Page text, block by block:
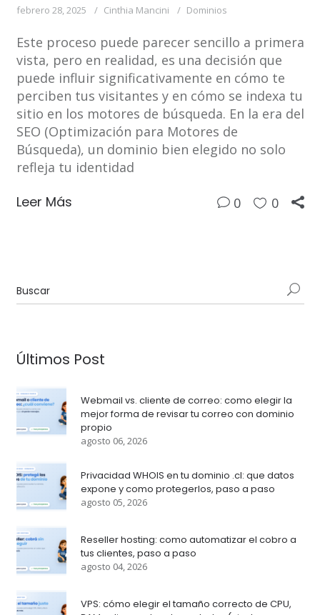
febrero 28, 2025 Cinthia Mancini Dominios
Este proceso puede parecer sencillo a primera
vista, pero en realidad, es una decisión que
puede influir significativamente en cómo te
perciben tus visitantes y en cómo se indexa tu
sitio en los motores de búsqueda. En la era del
SEO (Optimización para Motores de
Búsqueda), un dominio bien elegido no solo
refleja tu identidad
Leer Más 0 0
Últimos Post
Webmail vs. cliente de correo: como elegir la
mejor forma de revisar tu correo con dominio
propio
agosto 06, 2026
Privacidad WHOIS en tu dominio .cl: que datos
expone y como protegerlos, paso a paso
agosto 05, 2026
Reseller hosting: como automatizar el cobro a
tus clientes, paso a paso
agosto 04, 2026
VPS: cómo elegir el tamaño correcto de CPU,